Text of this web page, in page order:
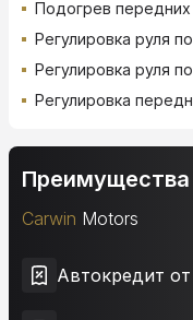
Подогрев передних
Регулировка руля
Регулировка руля
Регулировка
Преимущества
Carwin Motors
Автокредит от